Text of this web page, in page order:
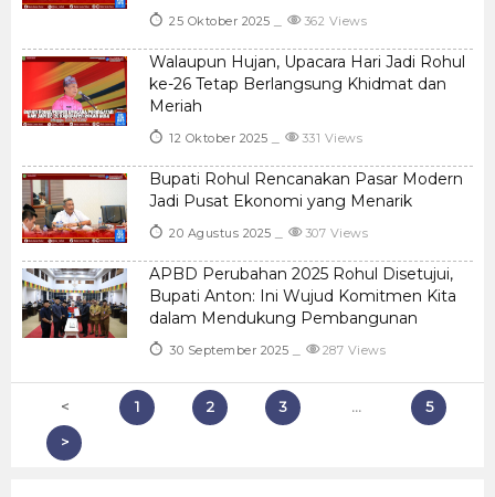
25 Oktober 2025 362 Views
Walaupun Hujan, Upacara Hari Jadi Rohul
ke-26 Tetap Berlangsung Khidmat dan
Meriah
12 Oktober 2025 331 Views
Bupati Rohul Rencanakan Pasar Modern
Jadi Pusat Ekonomi yang Menarik
20 Agustus 2025 307 Views
APBD Perubahan 2025 Rohul Disetujui,
Bupati Anton: Ini Wujud Komitmen Kita
dalam Mendukung Pembangunan
30 September 2025 287 Views
< 1 2 3 ...
5
>